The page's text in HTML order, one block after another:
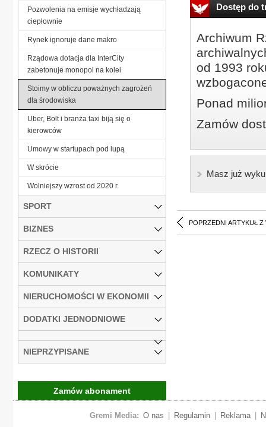
Dostęp do
Archiwum
od 1993
Ponad
Zamów
Masz już
POPRZEDNI ARTYKUŁ Z
Pozwolenia na emisje wychładzają
ciepłownie
Rynek ignoruje dane makro
Rządowa dotacja dla InterCity
zabetonuje monopol na kolei
Stoimy w obliczu poważnych zagrożeń
dla środowiska
Uber, Bolt i branża taxi biją się o
kierowców
Umowy w startupach pod lupą
W skrócie
Wolniejszy wzrost od 2020 r.
SPORT
BIZNES
RZECZ O HISTORII
KOMUNIKATY
NIERUCHOMOŚCI W EKONOMII
DODATKI JEDNODNIOWE
NIEPRZYPISANE
Zamów abonament
Gremi Media: O nas Regulamin Reklama